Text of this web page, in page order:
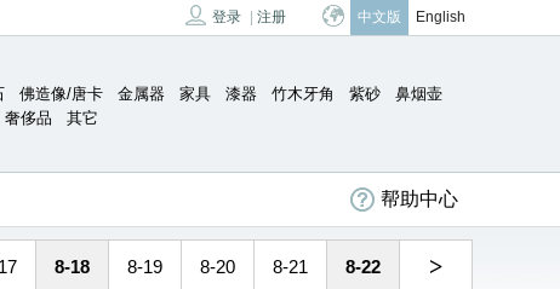
登录 注册 中文版 English
佛造像/唐卡 金属器 家具 漆器 竹木牙角 紫砂
鼻烟壶
奢侈品 其它
帮助中心
8-18 8-19 8-20 8-21 8-22 >